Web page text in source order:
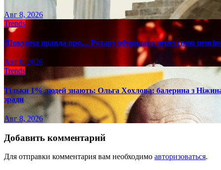
Авг 8, 2026
Trends
Шокуюча правда про… Ротару обурилася через свою
Авг 8, 2026
Trends
Тільки 1% людей знають: Ольга Хохлова: балерина з
зради
Авг 8, 2026
Добавить комментарий
Для отправки комментария вам необходимо авторизоваться.